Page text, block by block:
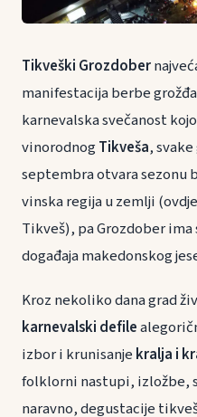
Tikveški Grozdober
manifestacija berbe
karnevalska svečanost
vinorodnogTikveša,
septembra otvara sezonu
vinska regija u zemlji
Tikveš), pa Grozdober
događaja makedonskog
Kroz nekoliko dana grad
karnevalski defile
izbor i krunisanje kralja i
folklorni nastupi, izložbe,
naravno, degustacije